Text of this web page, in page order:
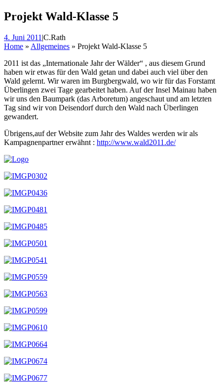
Projekt Wald-Klasse 5
4. Juni 2011 |C.Rath
Home » Allgemeines » Projekt Wald-Klasse 5
2011 ist das „Internationale Jahr der Wälder“ , aus diesem Grund
haben wir etwas für den Wald getan und dabei auch viel über den
Wald gelernt. Wir waren im Burgbergwald, wo wir für das Forstamt
Überlingen zwei Tage gearbeitet haben. Auf der Insel Mainau haben
wir uns den Baumpark (das Arboretum) angeschaut und am letzten
Tag sind wir von Deisendorf durch den Wald nach Überlingen
gewandert.
Übrigens,auf der Website zum Jahr des Waldes werden wir als
Kampagnenpartner erwähnt : http://www.wald2011.de/